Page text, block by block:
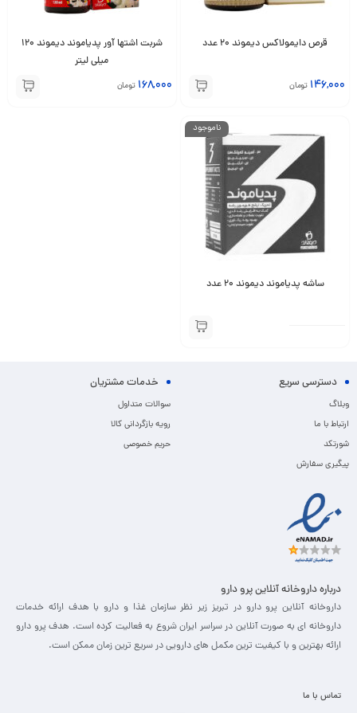
قرص دایمولاکس دیموند 20 عدد
146,000 تومان
شربت اشتها آور پدیاموند دیموند 120
میلی لیتر
168,000 تومان
ناموجود
ساشه پدیاموند دیموند 20 عدد
دسترسی سریع
وبلاگ
ارتباط با ما
شورتکد
پیگیری سفارش
خدمات مشتریان
سوالات متداول
رویه بازگردانی کالا
حریم خصوصی
درباره داروخانه آنلاین پرو دارو
داروخانه آنلاین پرو دارو در تبریز زیر نظر سازمان غذا و دارو با هدف ارائه خدمات
داروخانه ای به صورت آنلاین در سراسر ایران شروع به فعالیت کرده است. هدف پرو دارو
ارائه بهترین و با کیفیت ترین مکمل های دارویی در سریع ترین زمان ممکن است.
تماس با ما